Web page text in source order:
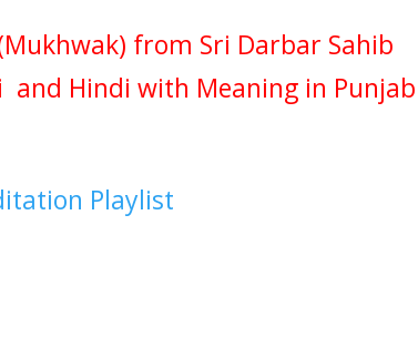
from Sri Darbar Sahib
Hindi with Meaning in
Playlist